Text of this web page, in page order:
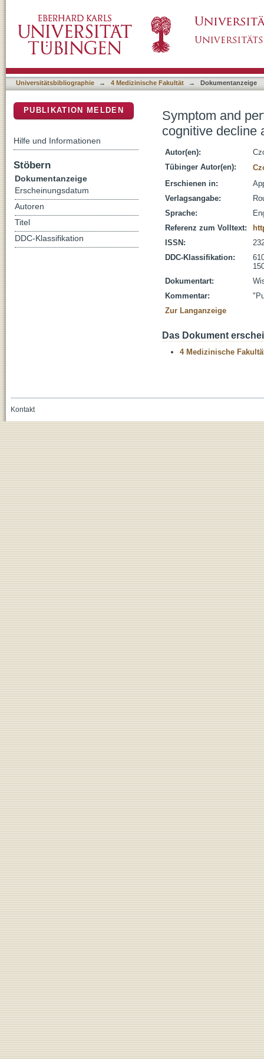
cognitive impairment
Universitätsbibliographie → 4 Medizinische Fakultät → Dokumentanzeige
Symptom and
cognitive decline
Autor(en):
Tübinger Autor(en):
Erschienen in:
Verlagsangabe:
Sprache:
Referenz zum Volltext:
ISSN:
DDC-Klassifikation:
Dokumentart:
Kommentar:
Zur Langanzeige
Das Dokument
4 Medizinische
PUBLIKATION MELDEN
Hilfe und Informationen
Stöbern
Dokumentanzeige
Erscheinungsdatum
Autoren
Titel
DDC-Klassifikation
Kontakt